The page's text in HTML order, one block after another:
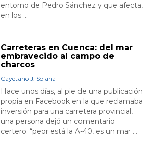
entorno de Pedro Sánchez y que afecta,
en los ...
Carreteras en Cuenca: del mar
embravecido al campo de
charcos
Cayetano J. Solana
Hace unos días, al pie de una publicación
propia en Facebook en la que reclamaba
inversión para una carretera provincial,
una persona dejó un comentario
certero: “peor está la A-40, es un mar ...